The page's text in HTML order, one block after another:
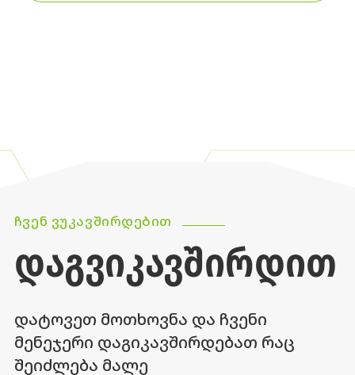
ᲩᲕᲔᲜ ᲕᲣᲙᲐᲕᲨᲘᲠᲓᲔᲑᲘᲗ
ᲓᲐᲒᲕᲘᲙᲐᲕᲨᲘᲠᲓᲘᲗ
დატოვეთ მოთხოვნა და ჩვენი
მენეჯერი დაგიკავშირდებათ რაც
შეიძლება მალე